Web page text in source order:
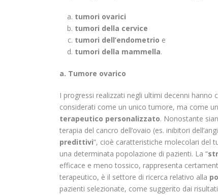
tumori ovarici
tumori della cervice
tumori dell’endometrio e
tumori della mammella.
a. Tumore ovarico
I progressi realizzati negli ultimi decenni
considerati come un unico tumore, ma come
terapeutico personalizzato. Nonostante
terapia del cancro dell’ovaio (es. inibitori
predittivi”, cioè caratteristiche molecolari del
una determinata popolazione di pazienti. La “
efficace e meno tossico, rappresenta
terapeutico, è il settore di ricerca relativo alla
pazienti selezionate, come suggerito dai